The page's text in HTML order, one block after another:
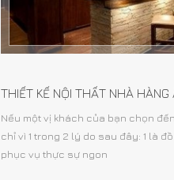
THIẾT KẾ NỘI THẤT NHÀ HÀNG
Nếu một vị khách của bạn chọn
chỉ vì 1 trong 2 lý do sau đây: 1 là
phục vụ thực sự ngon